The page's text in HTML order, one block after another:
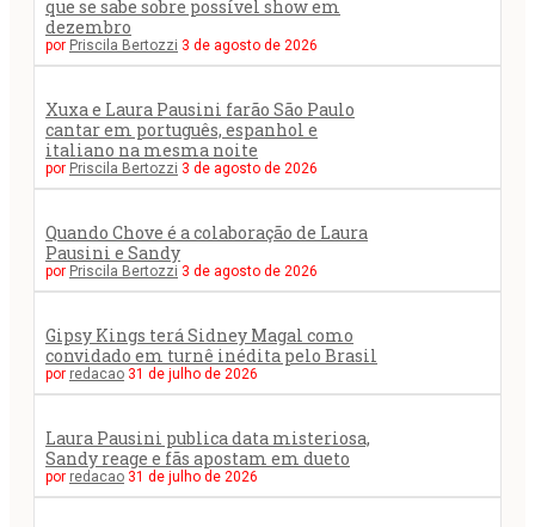
que se sabe sobre possível show em
dezembro
por Priscila Bertozzi 3 de agosto de 2026
Xuxa e Laura Pausini farão São Paulo
cantar em português, espanhol e
italiano na mesma noite
por Priscila Bertozzi 3 de agosto de 2026
Quando Chove é a colaboração de Laura
Pausini e Sandy
por Priscila Bertozzi 3 de agosto de 2026
Gipsy Kings terá Sidney Magal como
convidado em turnê inédita pelo Brasil
por redacao 31 de julho de 2026
Laura Pausini publica data misteriosa,
Sandy reage e fãs apostam em dueto
por redacao 31 de julho de 2026